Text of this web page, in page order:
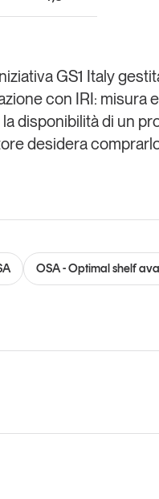
GS1 Italy
con IRI: misura
disponibilità di un
desidera
OSA - Optimal shelf